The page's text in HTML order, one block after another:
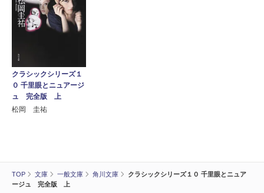
TOP 文庫 一般文庫 角川文庫
クラシックシリーズ１０ 千里眼とニュア
ージュ 完全版 上
クラシックシリーズ１
０ 千里眼とニュアージ
ュ 完全版 上
松岡 圭祐